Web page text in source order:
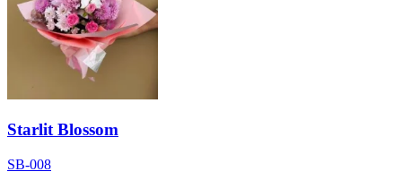
Starlit Blossom
SB-008